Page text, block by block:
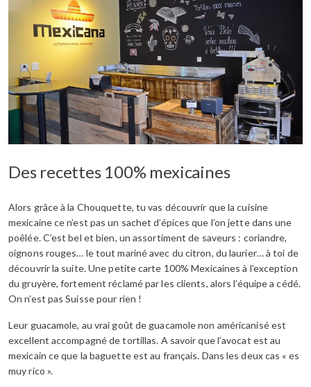
Des recettes 100% mexicaines
Alors grâce à la Chouquette, tu vas découvrir que la cuisine
mexicaine ce n’est pas un sachet d’épices que l’on jette dans une
poêlée. C’est bel et bien, un assortiment de saveurs : coriandre,
oignons rouges… le tout mariné avec du citron, du laurier… à toi de
découvrir la suite.Une petite carte 100% Mexicaines à l’exception
du gruyère, fortement réclamé par les clients, alors l’équipe a cédé.
On n’est pas Suisse pour rien !
Leur guacamole, au vrai goût de guacamole non américanisé est
excellent accompagné de tortillas. A savoir que l’avocat est au
mexicain ce que la baguette est au français. Dans les deux cas « es
muy rico ».